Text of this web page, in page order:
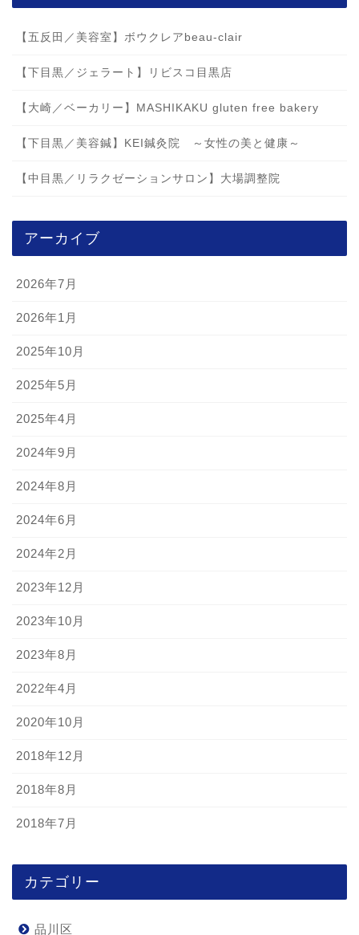
【五反田／美容室】ボウクレアbeau-clair
【下目黒／ジェラート】リビスコ目黒店
【大崎／ベーカリー】MASHIKAKU gluten free bakery
【下目黒／美容鍼】KEI鍼灸院 ～女性の美と健康～
【中目黒／リラクゼーションサロン】大場調整院
アーカイブ
2026年7月
2026年1月
2025年10月
2025年5月
2025年4月
2024年9月
2024年8月
2024年6月
2024年2月
2023年12月
2023年10月
2023年8月
2022年4月
2020年10月
2018年12月
2018年8月
2018年7月
カテゴリー
品川区